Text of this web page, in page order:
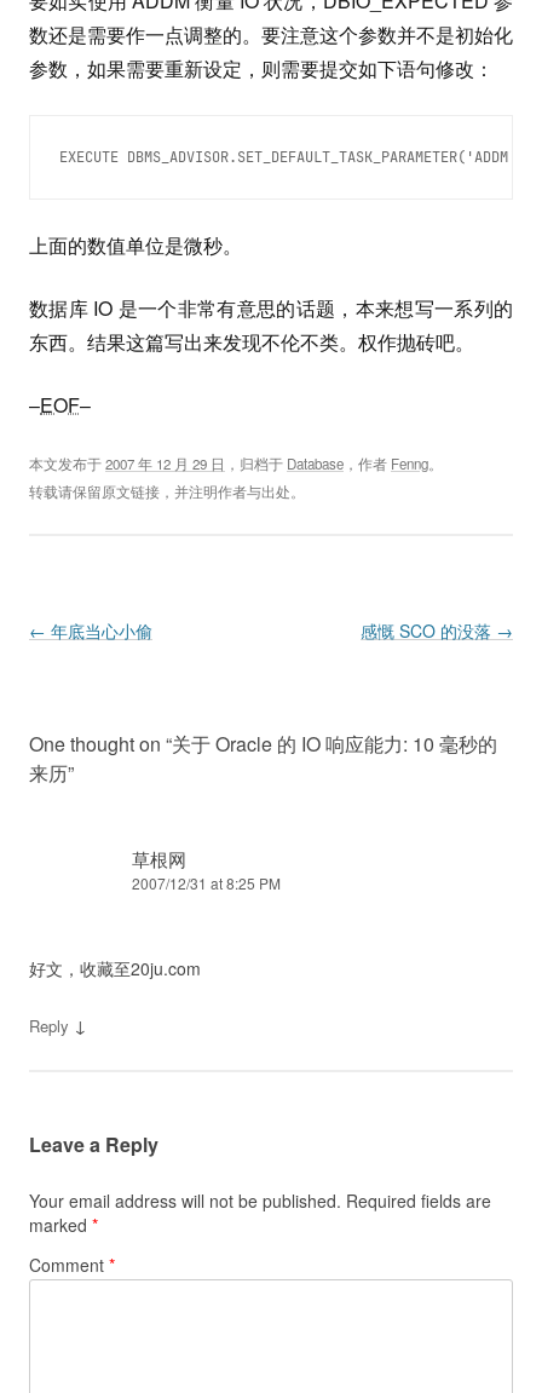
数还是需要作一点调整的。要注意这个参数并不是初始化
参数，如果需要重新设定，则需要提交如下语句修改：
EXECUTE
上面的数值单位是微秒。
数据库 IO 是一个非常有意思的话题，本来想写一系列的
东西。结果这篇写出来发现不伦不类。权作抛砖吧。
–EOF–
本文发布于2007 年 12 月 29 日 ，归档于 Database ，作者 Fenng。
转载请保留原文链接，并注明作者与出处。
Post navigation
← 年底当心小偷 感慨 SCO 的没落 →
One thought on “关于 Oracle 的 IO 响应能力: 10 毫秒的
来历”
草根网
2007/12/31 at 8:25 PM
好文，收藏至20ju.com
Reply ↓
Leave a Reply
Your email address will not be published. Required fields are
marked *
Comment *